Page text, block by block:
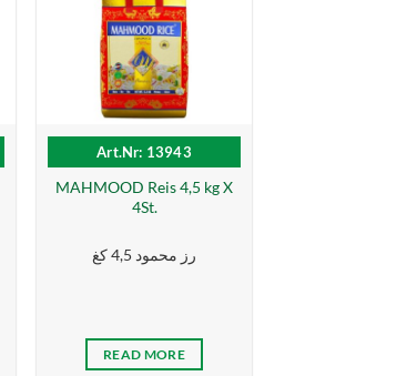
Art.Nr: 13943
MAHMOOD Reis 4,5 kg X
4St.
رز محمود 4,5 كغ
READ MORE